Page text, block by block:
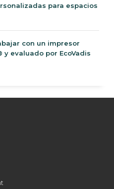
para espacios
con un impresor
y evaluado por EcoVadis